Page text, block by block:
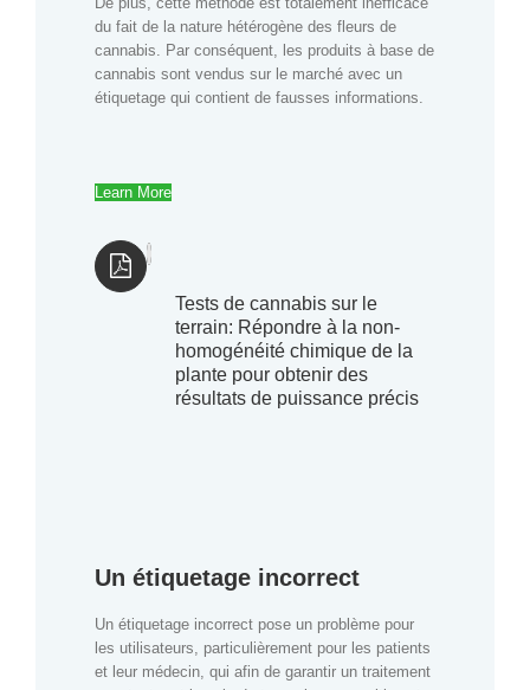
du fait de la nature hétérogène des fleurs de
cannabis. Par conséquent, les produits à base de
cannabis sont vendus sur le marché avec un
étiquetage qui contient de fausses informations.
Learn More
Tests de cannabis sur le
terrain: Répondre à la non-
homogénéité chimique de la
plante pour obtenir des
résultats de puissance précis
Un étiquetage incorrect
Un étiquetage incorrect pose un problème pour
les utilisateurs, particulièrement pour les patients
et leur médecin, qui afin de garantir un traitement